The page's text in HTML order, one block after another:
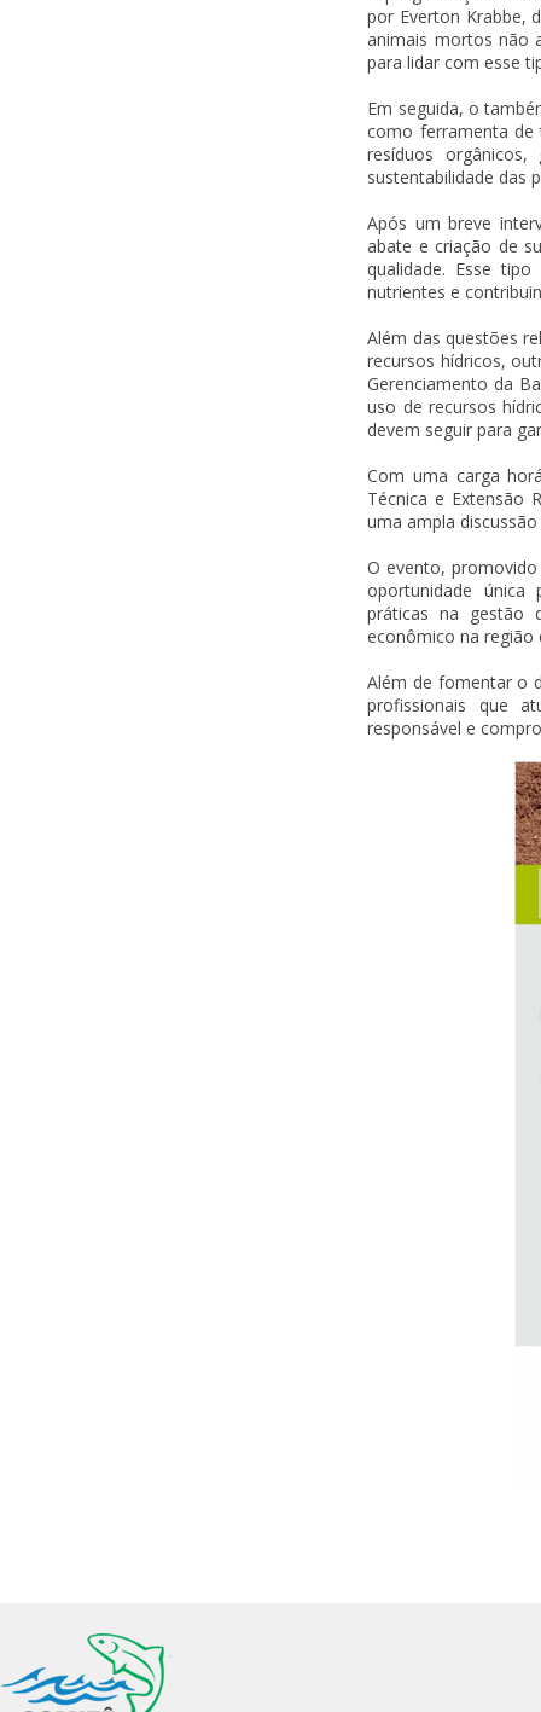
por Everton Krabbe,
animais mortos não
para lidar com esse
Em seguida, o
como ferramenta de
resíduos
sustentabilidade das
Após um breve
abate e criação de
qualidade. Esse
nutrientes e
Além das questões
recursos hídricos,
Gerenciamento da
uso de recursos
devem seguir para
Com uma carga
Técnica e Extensão
uma ampla
O evento,
oportunidade única
práticas na gestão
econômico na região
Além de fomentar o
profissionais que
responsável e